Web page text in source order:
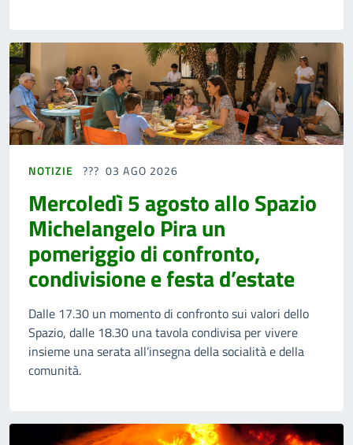
NOTIZIE 03 AGO 2026
Mercoledì 5 agosto allo Spazio
Michelangelo Pira un
pomeriggio di confronto,
condivisione e festa d’estate
Dalle 17.30 un momento di confronto sui valori dello
Spazio, dalle 18.30 una tavola condivisa per vivere
insieme una serata all’insegna della socialità e della
comunità.